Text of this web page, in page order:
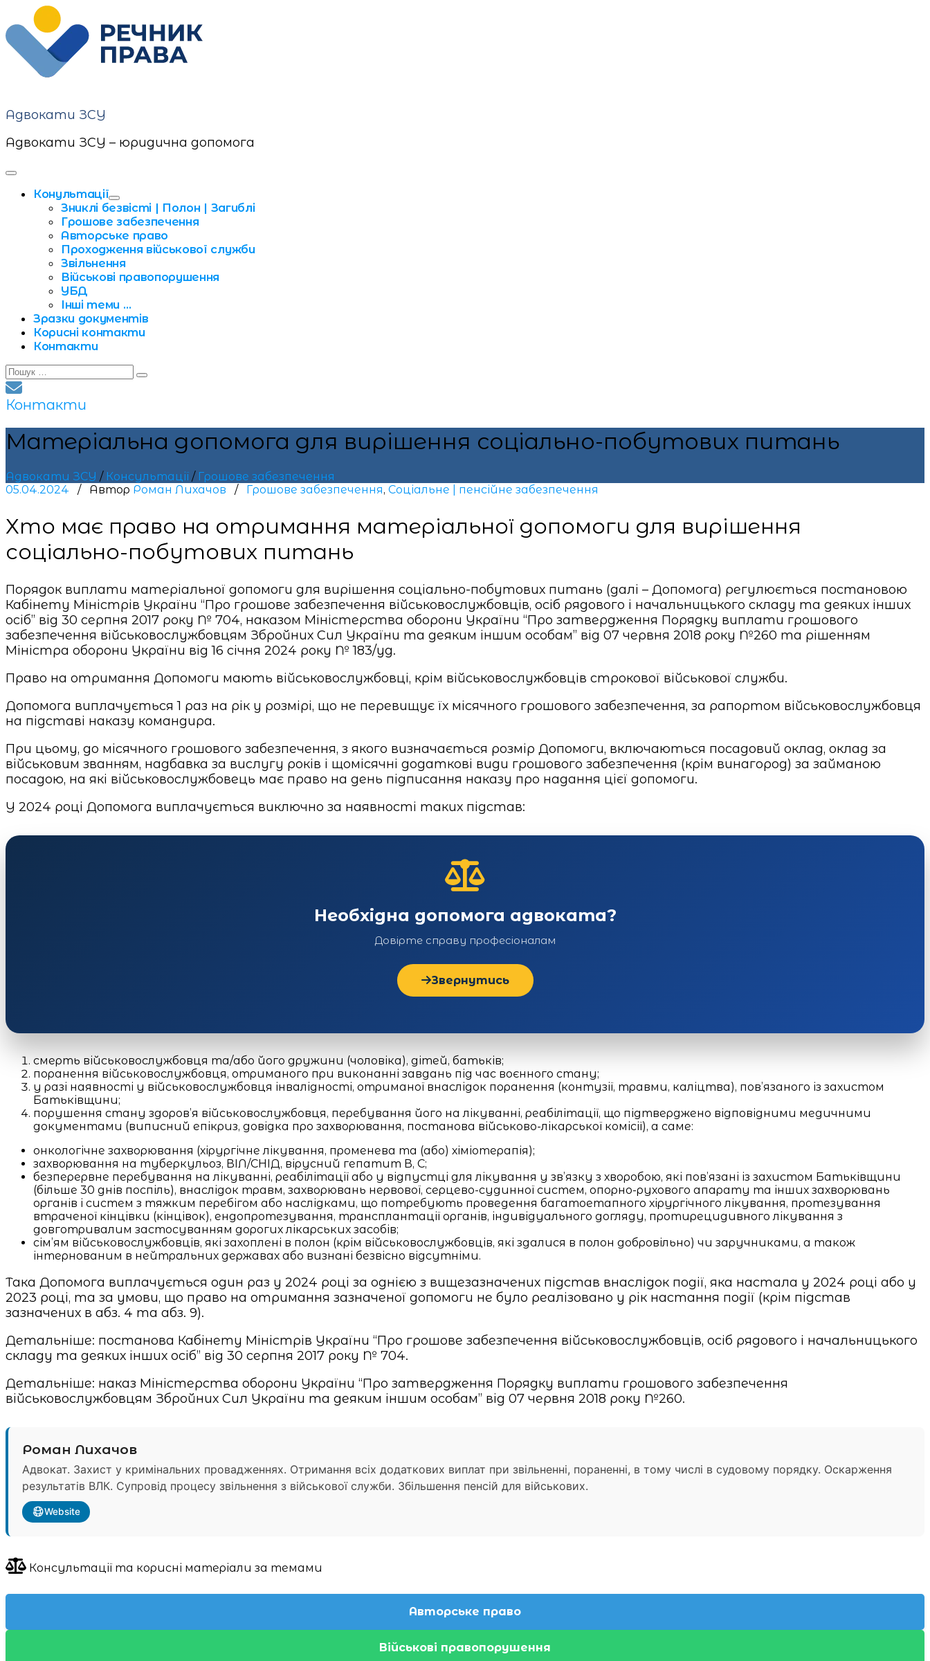
to
navigation
to
content
Адвокати ЗСУ
Адвокати ЗСУ – юридична допомога
Toggle
navigation
menu
Конультації
Expand
submenu
Зниклі безвісті | Полон | Загиблі
Грошове забезпечення
Авторське право
Проходження військової служби
Звільнення
Військові правопорушення
УБД
Інші теми …
Зразки документів
Корисні контакти
Контакти
Search
for:
Пошук
Контакти
Матеріальна допомога для вирішення соціально-побутових питань
Адвокати ЗСУ / Консультації / Грошове забезпечення
05.04.2024
/ Автор Роман Лихачов / Грошове забезпечення, Соціальне | пенсійне забезпечення
Хто має право на отримання матеріальної допомоги для вирішення
соціально-побутових питань
Порядок виплати матеріальної допомоги для вирішення соціально-побутових питань (далі – Допомога) регулюється постановою
Кабінету Міністрів України “Про грошове забезпечення військовослужбовців, осіб рядового і начальницького складу та деяких інших
осіб” від 30 серпня 2017 року № 704, наказом Міністерства оборони України “Про затвердження Порядку виплати грошового
забезпечення військовослужбовцям Збройних Сил України та деяким іншим особам” від 07 червня 2018 року №260 та рішенням
Міністра оборони України від 16 січня 2024 року № 183/уд.
Право на отримання Допомоги мають військовослужбовці, крім військовослужбовців строкової військової служби.
Допомога виплачується 1 раз на рік у розмірі, що не перевищує їх місячного грошового забезпечення, за рапортом військовослужбовця
на підставі наказу командира.
При цьому, до місячного грошового забезпечення, з якого визначається розмір Допомоги, включаються посадовий оклад, оклад за
військовим званням, надбавка за вислугу років і щомісячні додаткові види грошового забезпечення (крім винагород) за займаною
посадою, на які військовослужбовець має право на день підписання наказу про надання цієї допомоги.
У 2024 році Допомога виплачується виключно за наявності таких підстав:
Необхідна допомога адвоката?
Довірте справу професіоналам
Звернутись
смерть військовослужбовця та/або його дружини (чоловіка), дітей, батьків;
поранення військовослужбовця, отриманого при виконанні завдань під час воєнного стану;
у разі наявності у військовослужбовця інвалідності, отриманої внаслідок поранення (контузії, травми, каліцтва), пов’язаного із захистом
Батьківщини;
порушення стану здоров’я військовослужбовця, перебування його на лікуванні, реабілітації, що підтверджено відповідними медичними
документами (виписний епікриз, довідка про захворювання, постанова військово-лікарської комісії), а саме:
онкологічне захворювання (хірургічне лікування, променева та (або) хіміотерапія);
захворювання на туберкульоз, ВІЛ/СНІД, вірусний гепатит В, С;
безперервне перебування на лікуванні, реабілітації або у відпустці для лікування у зв’язку з хворобою, які пов’язані із захистом Батьківщини
(більше 30 днів поспіль), внаслідок травм, захворювань нервової, серцево-судинної систем, опорно-рухового апарату та інших захворювань
органів і систем з тяжким перебігом або наслідками, що потребують проведення багатоетапного хірургічного лікування, протезування
втраченої кінцівки (кінцівок), ендопротезування, трансплантації органів, індивідуального догляду, протирецидивного лікування з
довготривалим застосуванням дорогих лікарських засобів;
сім’ям військовослужбовців, які захоплені в полон (крім військовослужбовців, які здалися в полон добровільно) чи заручниками, а також
інтернованим в нейтральних державах або визнані безвісно відсутніми.
Така Допомога виплачується один раз у 2024 році за однією з вищезазначених підстав внаслідок події, яка настала у 2024 році або у
2023 році, та за умови, що право на отримання зазначеної допомоги не було реалізовано у рік настання події (крім підстав
зазначених в абз. 4 та абз. 9).
Детальніше: постанова Кабінету Міністрів України “Про грошове забезпечення військовослужбовців, осіб рядового і начальницького
складу та деяких інших осіб” від 30 серпня 2017 року № 704.
Детальніше: наказ Міністерства оборони України “Про затвердження Порядку виплати грошового забезпечення
військовослужбовцям Збройних Сил України та деяким іншим особам” від 07 червня 2018 року №260.
Роман Лихачов
Адвокат. Захист у кримінальних провадженнях. Отримання всіх додаткових виплат при звільненні, пораненні, в тому числі в судовому порядку. Оскарження
результатів ВЛК. Супровід процесу звільнення з військової служби. Збільшення пенсій для військових.
Website
Консультації та корисні матеріали за темами
Авторське право
Військові правопорушення